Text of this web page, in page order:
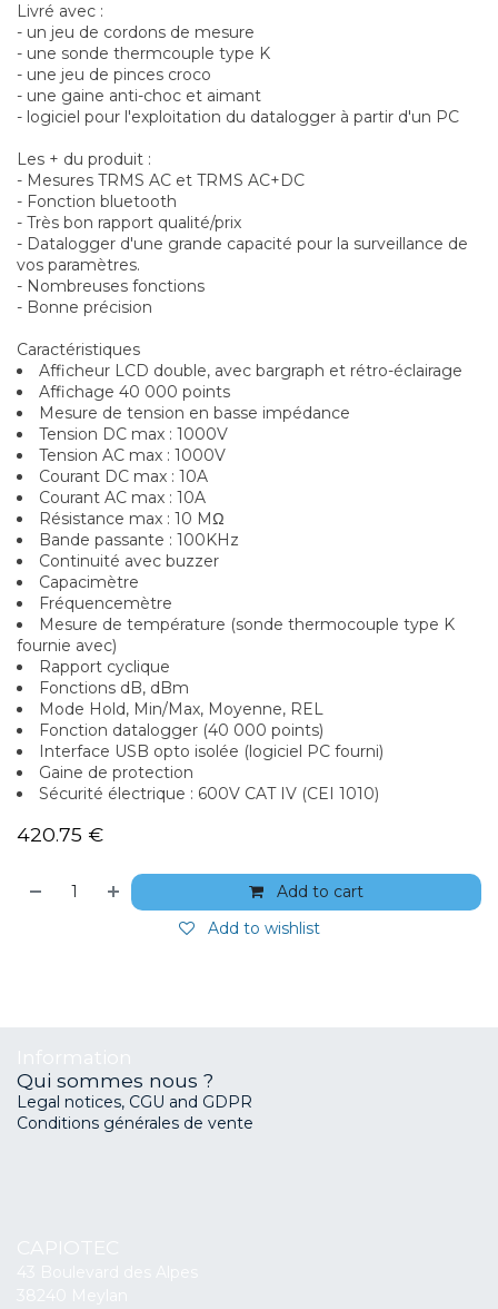
Livré avec :
- un jeu de cordons de mesure
- une sonde thermcouple type K
- une jeu de pinces croco
- une gaine anti-choc et aimant
- logiciel pour l'exploitation du datalogger à partir d'un PC
Les + du produit :
- Mesures TRMS AC et TRMS AC+DC
- Fonction bluetooth
- Très bon rapport qualité/prix
- Datalogger d'une grande capacité pour la surveillance de
vos paramètres.
- Nombreuses fonctions
- Bonne précision
Caractéristiques
Afficheur LCD double, avec bargraph et rétro-éclairage
Affichage 40 000 points
Mesure de tension en basse impédance
Tension DC max : 1000V
Tension AC max : 1000V
Courant DC max : 10A
Courant AC max : 10A
Résistance max : 10 MΩ
Bande passante : 100KHz
Continuité avec buzzer
Capacimètre
Fréquencemètre
Mesure de température (sonde thermocouple type K
fournie avec)
Rapport cyclique
Fonctions dB, dBm
Mode Hold, Min/Max, Moyenne, REL
Fonction datalogger (40 000 points)
Interface USB opto isolée (logiciel PC fourni)
Gaine de protection
Sécurité électrique : 600V CAT IV (CEI 1010)
420.75 €
Add to cart
Add to wishlist
Qui sommes nous ?
Legal notices, CGU and GDPR
Conditions générales de vente